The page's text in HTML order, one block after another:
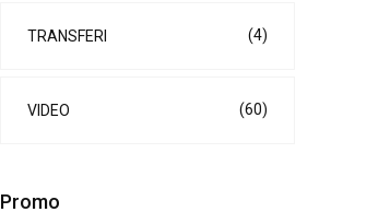
TRANSFERI (4)
VIDEO (60)
Promo